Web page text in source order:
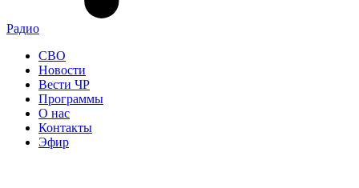
Радио
СВО
Новости
Вести ЧР
Программы
О нас
Контакты
Эфир